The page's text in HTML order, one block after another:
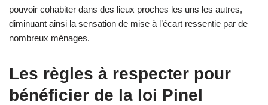
pouvoir cohabiter dans des lieux proches les uns les autres,
diminuant ainsi la sensation de mise à l’écart ressentie par de
nombreux ménages.
Les règles à respecter pour
bénéficier de la loi Pinel